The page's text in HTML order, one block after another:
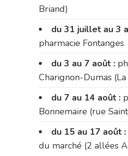
Briand)
du 31 juillet au 3
pharmacie Fontanges
du 3 au 7 août :
Charignon-Dumas
du 7 au 14 août :
Bonnemaire (rue
du 15 au 17 août :
du marché (2 allées